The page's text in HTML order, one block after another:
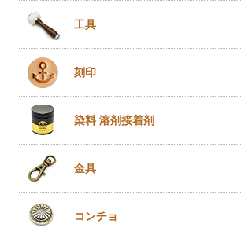
工具
刻印
染料 溶剤接着剤
金具
コンチョ